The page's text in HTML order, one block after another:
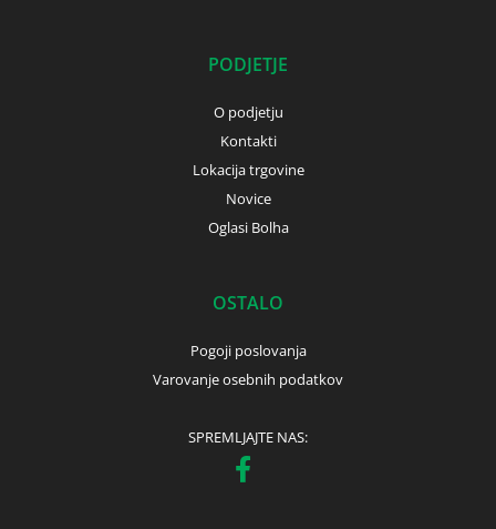
PODJETJE
O podjetju
Kontakti
Lokacija trgovine
Novice
Oglasi Bolha
OSTALO
Pogoji poslovanja
Varovanje osebnih podatkov
SPREMLJAJTE NAS: